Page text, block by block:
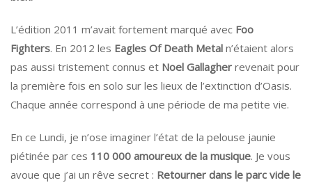
L’édition 2011 m’avait fortement marqué avec Foo
Fighters. En 2012 les Eagles Of Death Metal n’étaient alors
pas aussi tristement connus et Noel Gallagher revenait pour
la première fois en solo sur les lieux de l’extinction d’Oasis.
Chaque année correspond à une période de ma petite vie.
En ce Lundi, je n’ose imaginer l’état de la pelouse jaunie
piétinée par ces 110 000 amoureux de la musique. Je vous
avoue que j’ai un rêve secret : Retourner dans le parc vide le